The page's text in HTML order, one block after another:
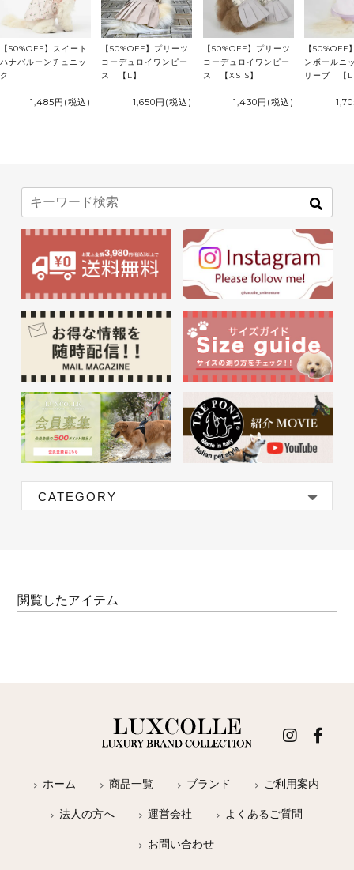
CATEGORY
【50%OFF】スイート
ハナバルーンチュニッ
ク
1,485円 (税込)
【50%OFF】プリーツ
コーデュロイワンピー
ス 【L】
1,650円 (税込)
【50%OFF】プリーツ
コーデュロイワンピー
ス 【XS S】
1,430円 (税込)
【
ンボールニ
リーブ 【L
閲覧したアイテム
ホーム 商品一覧 ブランド ご利用案内
法人の方へ 運営会社 よくあるご質問
お問い合わせ